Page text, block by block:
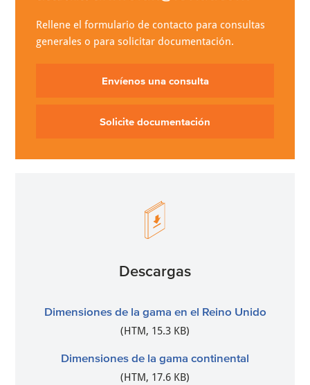
Rellene el formulario de contacto para consultas
generales o para solicitar documentación.
Envíenos una consulta
Solicite documentación
Descargas
Dimensiones de la gama en el Reino Unido
(HTM, 15.3 KB)
Dimensiones de la gama continental
(HTM, 17.6 KB)